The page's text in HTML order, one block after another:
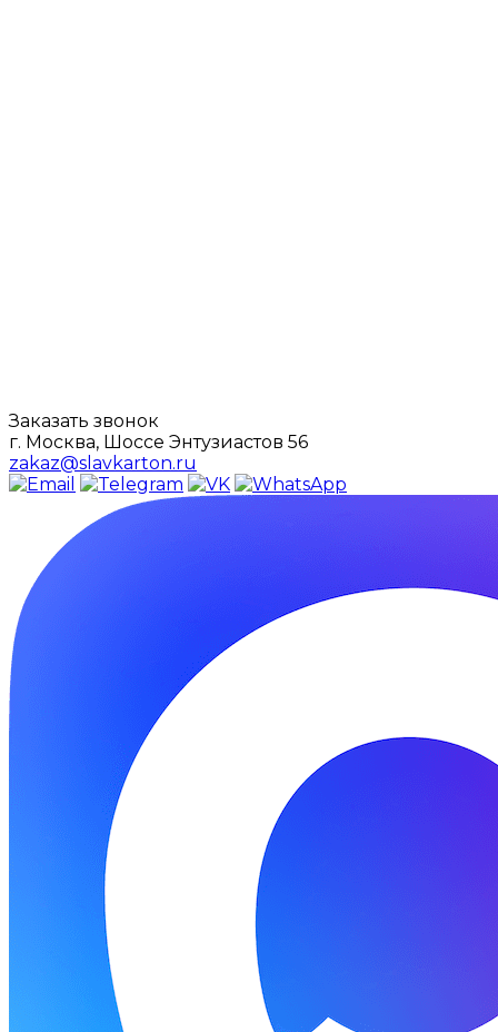
Заказать звонок
г. Москва, Шоссе Энтузиастов 56
zakaz@slavkarton.ru